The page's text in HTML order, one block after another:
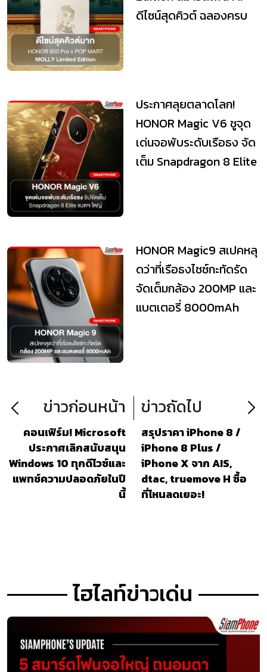
ดีไซน์สุดคิวต์ ฉลองครบ
ประกาศลุยตลาดโลก!
HONOR Magic V6 ชูจุด
เด่นจอพับระดับเรือธง จัด
เต็ม Snapdragon 8 Elite
HONOR Magic9 สเปคหลุ
ดว่าที่เรือธงไซซ์กะทัดรัด
จัดเต็มกล้อง 200MP และ
แบตเตอรี่ 8000mAh
ข่าวก่อนหน้า
คอนเฟิร์ม! Microsoft
ประกาศเลิกสนับสนุน
Windows 10 ทุกดีไวซ์และ
แพทช์ความปลอดภัยในปี
นี้
ข่าวถัดไป
สรุปราคา iPhone 8 /
iPhone 8 Plus /
iPhone X จาก AIS,
dtac, truemove H ซื้อ
ที่ไหนลดเยอะ!
ไฮไลท์ข่าวเด่น